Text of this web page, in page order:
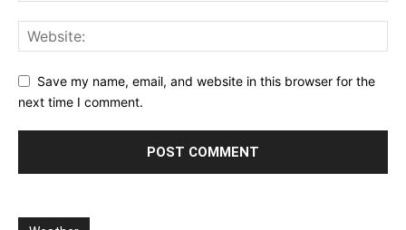
Save my name, email, and website in this browser for the
next time I comment.